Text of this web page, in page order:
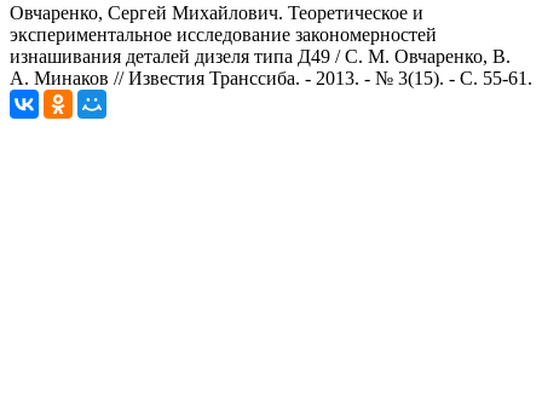
Овчаренко, Сергей Михайлович. Теоретическое и
экспериментальное исследование закономерностей
изнашивания деталей дизеля типа Д49 / С. М. Овчаренко, В.
А. Минаков // Известия Транссиба. - 2013. - № 3(15). - С. 55-61.